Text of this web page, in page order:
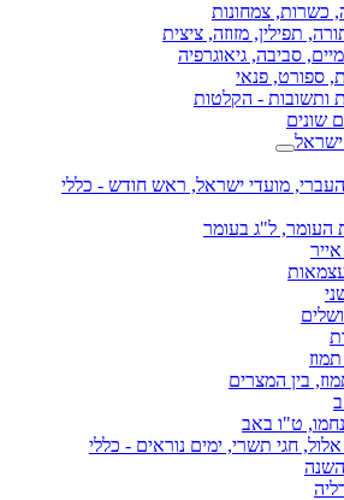
כשרות, צמחונות
תפילין, מזוזה, ציצית
סביבה, גיאוגרפיה
ספורט, פנאי
ותשובות - הקלטות
שונים
מועדי ישראל, ראש חודש - כללי
העומר, ל"ג בעומר
בין המצרים
ט"ו באב
חגי תשרי, ימים נוראים - כללי